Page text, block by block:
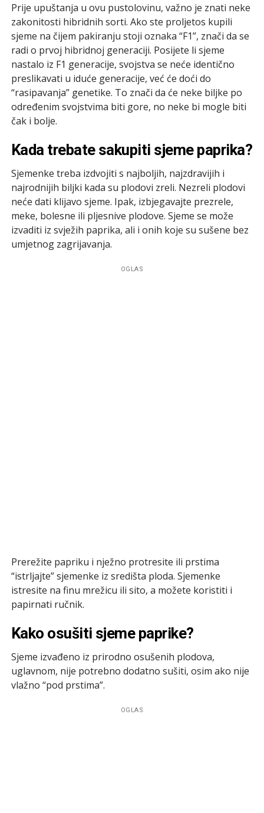
Prije upuštanja u ovu pustolovinu, važno je znati neke
zakonitosti hibridnih sorti. Ako ste proljetos kupili
sjeme na čijem pakiranju stoji oznaka “F1”, znači da se
radi o prvoj hibridnoj generaciji. Posijete li sjeme
nastalo iz F1 generacije, svojstva se neće identično
preslikavati u iduće generacije, već će doći do
“rasipavanja” genetike. To znači da će neke biljke po
određenim svojstvima biti gore, no neke bi mogle biti
čak i bolje.
Kada trebate sakupiti sjeme paprika?
Sjemenke treba izdvojiti s najboljih, najzdravijih i
najrodnijih biljki kada su plodovi zreli. Nezreli plodovi
neće dati klijavo sjeme. Ipak, izbjegavajte prezrele,
meke, bolesne ili pljesnive plodove. Sjeme se može
izvaditi iz svježih paprika, ali i onih koje su sušene bez
umjetnog zagrijavanja.
OGLAS
Prerežite papriku i nježno protresite ili prstima
“istrljajte” sjemenke iz središta ploda. Sjemenke
istresite na finu mrežicu ili sito, a možete koristiti i
papirnati ručnik.
Kako osušiti sjeme paprike?
Sjeme izvađeno iz prirodno osušenih plodova,
uglavnom, nije potrebno dodatno sušiti, osim ako nije
vlažno “pod prstima”.
OGLAS